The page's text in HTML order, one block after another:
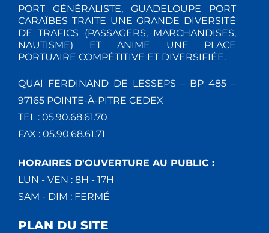
PORT GÉNÉRALISTE, GUADELOUPE PORT
CARAÏBES TRAITE UNE GRANDE DIVERSITÉ
DE TRAFICS (PASSAGERS, MARCHANDISES,
NAUTISME) ET ANIME UNE PLACE
PORTUAIRE COMPÉTITIVE ET DIVERSIFIÉE.
QUAI FERDINAND DE LESSEPS – BP 485 –
97165 POINTE-À-PITRE CEDEX
TEL : 05.90.68.61.70
FAX : 05.90.68.61.71
HORAIRES D'OUVERTURE AU PUBLIC :
LUN - VEN : 8H - 17H
SAM - DIM : FERMÉ
PLAN DU SITE